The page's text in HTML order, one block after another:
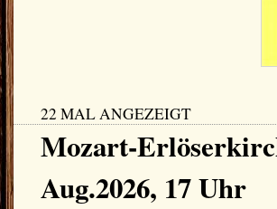
22 MAL ANGEZEIGT
Mozart-
Aug.2026, 17 Uhr